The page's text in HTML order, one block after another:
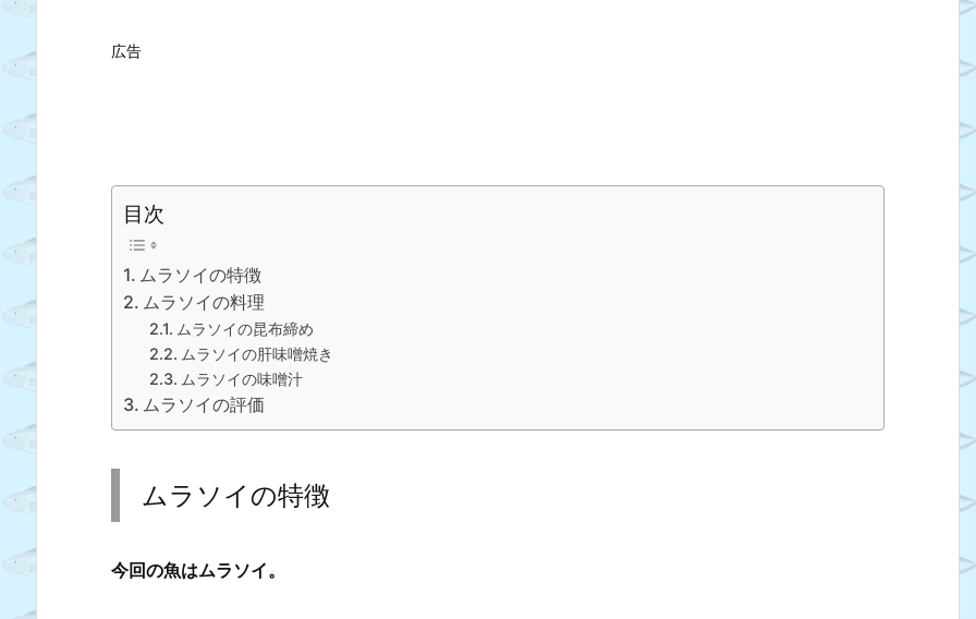
広告
目次
ムラソイの特徴
ムラソイの料理
ムラソイの昆布締め
ムラソイの肝味噌焼き
ムラソイの味噌汁
ムラソイの評価
ムラソイの特徴
今回の魚はムラソイ。